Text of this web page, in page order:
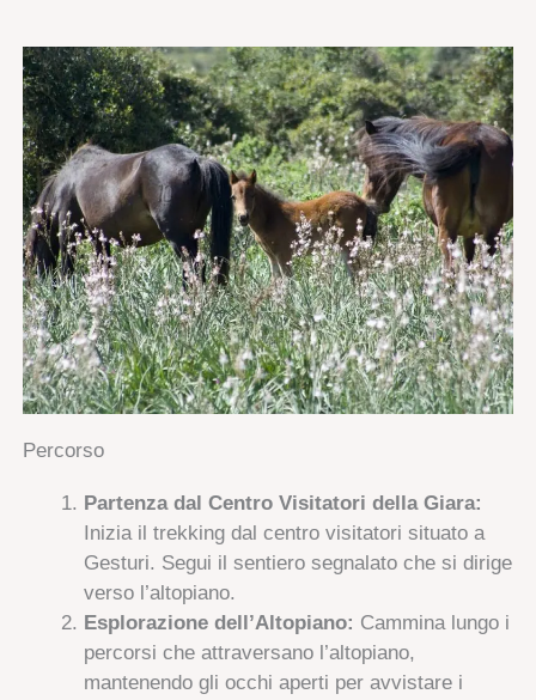
Percorso
Partenza dal Centro Visitatori della Giara:
Inizia il trekking dal centro visitatori situato a
Gesturi. Segui il sentiero segnalato che si dirige
verso l’altopiano.
Esplorazione dell’Altopiano: Cammina lungo i
percorsi che attraversano l’altopiano,
mantenendo gli occhi aperti per avvistare i